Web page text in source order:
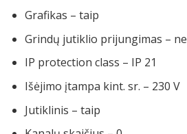
Grafikas – taip
Grindų jutiklio prijungimas – ne
IP protection class – IP 21
Išėjimo įtampa kint. sr. – 230 V
Jutiklinis – taip